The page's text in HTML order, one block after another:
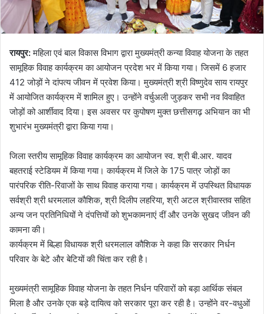
रायपुर:महिला एवं बाल विकास विभाग द्वारा मुख्यमंत्री कन्या विवाह योजना के तहत
सामूहिक विवाह कार्यक्रम का आयोजन प्रदेश भर में किया गया। जिसमें 6 हजार
412 जोड़ों ने दांपत्य जीवन में प्रवेश किया। मुख्यमंत्री श्री विष्णुदेव साय रायपुर
में आयोजित कार्यक्रम में शामिल हुए। उन्होंने वर्चुअली जुड़कर सभी नव विवाहित
जोड़ों को आर्शीवाद दिया। इस अवसर पर कुपोषण मुक्त छत्तीसगढ़ अभियान का भी
शुभारंभ मुख्यमंत्री द्वारा किया गया।
जिला स्तरीय सामूहिक विवाह कार्यक्रम का आयोजन स्व. श्री बी.आर. यादव
बहतराई स्टेडियम में किया गया। कार्यक्रम में जिले के 175 पात्र जोड़ों का
पारंपरिक रीति-रिवाजों के साथ विवाह कराया गया। कार्यक्रम में उपस्थित विधायक
सर्वश्री श्री धरमलाल कौशिक, श्री दिलीप लहरिया, श्री अटल श्रीवास्तव सहित
अन्य जन प्रतिनिधियों ने दंपत्तियों को शुभकामनाएं दीं और उनके सुखद जीवन की
कामना की।
कार्यक्रम में बिल्हा विधायक श्री धरमलाल कौशिक ने कहा कि सरकार निर्धन
परिवार के बेटे और बेटियों की चिंता कर रही है।
मुख्यमंत्री सामूहिक विवाह योजना के तहत निर्धन परिवारों को बड़ा आर्थिक संबल
मिला है और उनके एक बड़े दायित्व को सरकार पूरा कर रही है। उन्होंने वर-वधुओं